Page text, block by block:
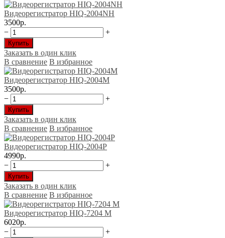
Видеорегистратор HIQ-2004NH
3500р.
−
+
Купить
Заказать в один клик
В сравнение В избранное
Видеорегистратор HIQ-2004М
3500р.
−
+
Купить
Заказать в один клик
В сравнение В избранное
Видеорегистратор HIQ-2004Р
4990р.
−
+
Купить
Заказать в один клик
В сравнение В избранное
Видеорегистратор HIQ-7204 М
6020р.
−
+